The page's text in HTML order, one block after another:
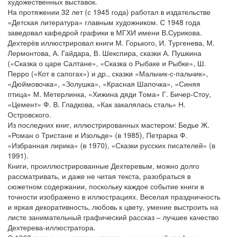
На протяжении 32 лет (с 1945 года) работал в издательстве
«Детская литература» главным художником. С 1948 года
заведовал кафедрой графики в МГХИ имени В.Сурикова.
Дехтерёв иллюстрировал книги М. Горького, И. Тургенева, М.
Лермонтова, А. Гайдара, В. Шекспира, сказки А. Пушкина
(«Сказка о царе Салтане», «Сказка о Рыбаке и Рыбке», Ш.
Перро («Кот в сапогах») и др., сказки «Мальчик-с-пальчик»,
«Дюймовочка», «Золушка», «Красная Шапочка», «Синяя
птица» М. Метерлинка, «Хижина дяди Тома» Г. Бичер-Стоу,
«Цемент» Ф. В. Гладкова, «Как закалялась сталь» Н.
Островского.
Из последних книг, иллюстрированных мастером: Бедье Ж.
«Роман о Тристане и Изольде» (в 1985), Петрарка Ф.
«Избранная лирика» (в 1970), «Сказки русских писателей» (в
1991).
Книги, проиллюстрированные Дехтеревым, можно долго
рассматривать, и даже не читая текста, разобраться в
сюжетном содержании, поскольку каждое событие книги в
точности изображено в иллюстрациях. Веселая праздничность
и яркая декоративность, любовь к цвету, умение выстроить на
листе занимательный графический рассказ – лучшее качество
Дехтерева-иллюстратора.